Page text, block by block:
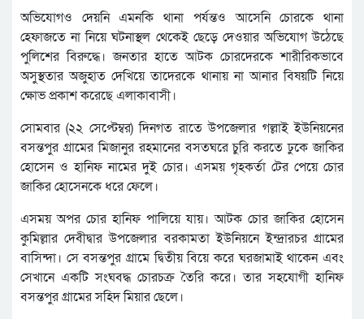
অভিযোগও দেয়নি এমনকি থানা পর্যন্তও আসেনি চোরকে থানা
হেফাজতে না নিয়ে ঘটনাস্থল থেকেই ছেড়ে দেওয়ার অভিযোগ উঠেছে
পুলিশের বিরুদ্ধে। জনতার হাতে আটক চোরদেরকে শারীরিকভাবে
অসুস্থতার অজুহাত দেখিয়ে তাদেরকে থানায় না আনার বিষয়টি নিয়ে
ক্ষোভ প্রকাশ করেছে এলাকাবাসী।
সোমবার (২২ সেপ্টেম্বর) দিনগত রাতে উপজেলার গল্লাই ইউনিয়নের
বসন্তপুর গ্রামের মিজানুর রহমানের বসতঘরে চুরি করতে ঢুকে জাকির
হোসেন ও হানিফ নামের দুই চোর। এসময় গৃহকর্তা টের পেয়ে চোর
জাকির হোসেনকে ধরে ফেলে।
এসময় অপর চোর হানিফ পালিয়ে যায়। আটক চোর জাকির হোসেন
কুমিল্লার দেবীদ্বার উপজেলার বরকামতা ইউনিয়নে ইন্দ্রারচর গ্রামের
বাসিন্দা। সে বসন্তপুর গ্রামে দ্বিতীয় বিয়ে করে ঘরজামাই থাকেন এবং
সেখানে একটি সংঘবদ্ধ চোরচক্র তৈরি করে। তার সহযোগী হানিফ
বসন্তপুর গ্রামের সহিদ মিয়ার ছেলে।